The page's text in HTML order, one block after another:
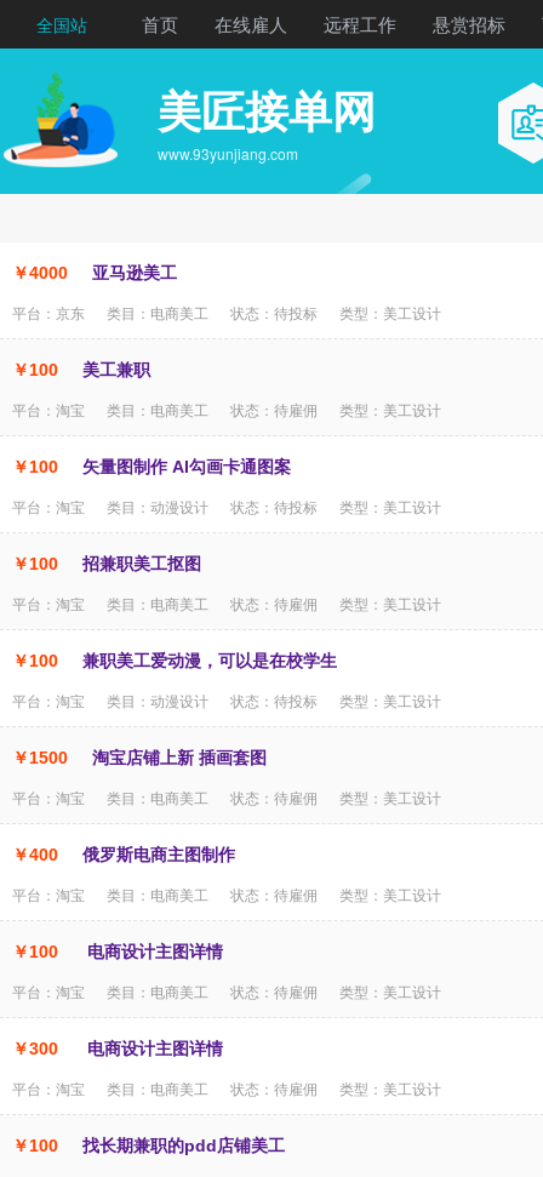
全国站 首页 在线雇人 远程工作 悬赏招标
美匠接单网
www.93yunjiang.com
￥4000 亚马逊美工
平台：京东 类目：电商美工 状态：待投标 类型：美工设计
￥100 美工兼职
平台：淘宝 类目：电商美工 状态：待雇佣 类型：美工设计
￥100 矢量图制作 AI勾画卡通图案
平台：淘宝 类目：动漫设计 状态：待投标 类型：美工设计
￥100 招兼职美工抠图
平台：淘宝 类目：电商美工 状态：待雇佣 类型：美工设计
￥100 兼职美工爱动漫，可以是在校学生
平台：淘宝 类目：动漫设计 状态：待投标 类型：美工设计
￥1500 淘宝店铺上新 插画套图
平台：淘宝 类目：电商美工 状态：待雇佣 类型：美工设计
￥400 俄罗斯电商主图制作
平台：淘宝 类目：电商美工 状态：待雇佣 类型：美工设计
￥100 电商设计主图详情
平台：淘宝 类目：电商美工 状态：待雇佣 类型：美工设计
￥300 电商设计主图详情
平台：淘宝 类目：电商美工 状态：待雇佣 类型：美工设计
￥100 找长期兼职的pdd店铺美工